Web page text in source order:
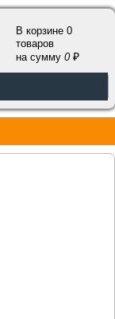
В корзине 0
товаров
на сумму0